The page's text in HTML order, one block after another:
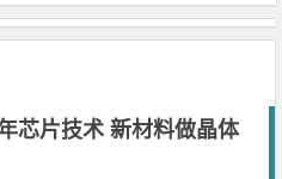
芯片技术 新材料做晶体